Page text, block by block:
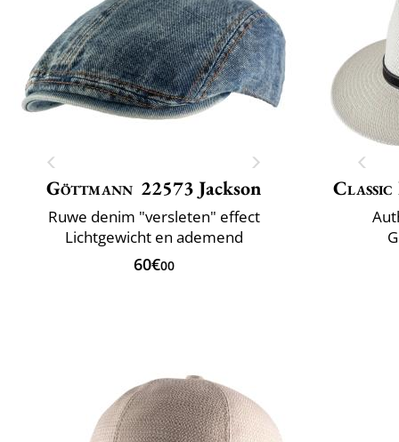
Göttmann 22573 Jackson
Ruwe denim "versleten" effect
Lichtgewicht en ademend
60€00